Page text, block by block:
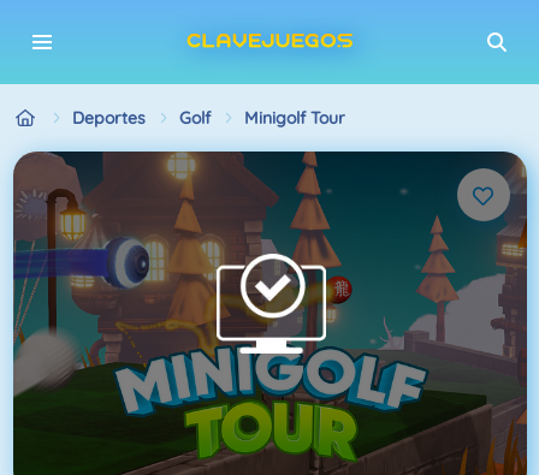
Deportes Golf Minigolf Tour